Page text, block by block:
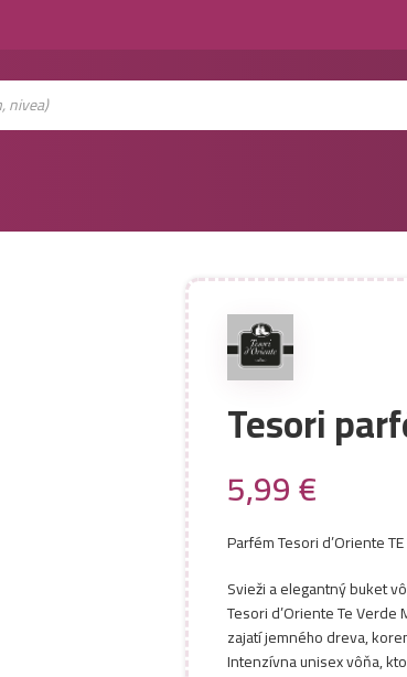
Tesori
5,99€
Parfém Tesori d’Oriente TE
Svieži a elegantný buket
Tesori d’Oriente Te Verde
zajatí jemného dreva,
Intenzívna unisex vôňa,